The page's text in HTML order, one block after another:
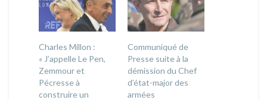
Charles Millon :
« J’appelle Le Pen,
Zemmour et
Pécresse à
construire un
Communiqué de
Presse suite à la
démission du Chef
d’état-major des
armées